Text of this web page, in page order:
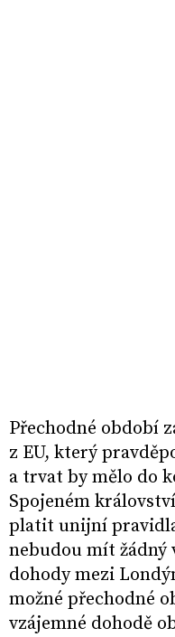
Přechodné období
z EU, který
a trvat by mělo do
Spojeném
platit unijní
nebudou mít žádný
dohody mezi
možné přechodné
vzájemné dohodě